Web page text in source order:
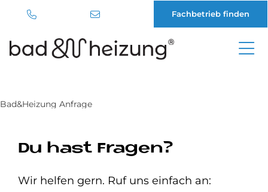
Fachbetrieb finden
Bad&Heizung Anfrage
Du hast Fragen?
Wir helfen gern. Ruf uns einfach an: